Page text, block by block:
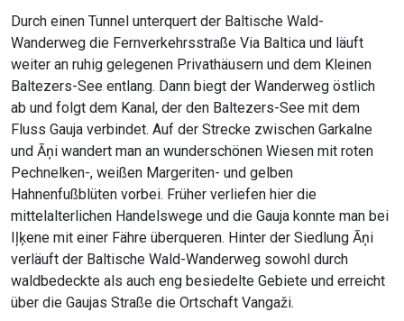
Durch einen Tunnel unterquert der Baltische Wald-
Wanderweg die Fernverkehrsstraße Via Baltica und läuft
weiter an ruhig gelegenen Privathäusern und dem Kleinen
Baltezers-See entlang. Dann biegt der Wanderweg östlich
ab und folgt dem Kanal, der den Baltezers-See mit dem
Fluss Gauja verbindet. Auf der Strecke zwischen Garkalne
und Āņi wandert man an wunderschönen Wiesen mit roten
Pechnelken-, weißen Margeriten- und gelben
Hahnenfußblüten vorbei. Früher verliefen hier die
mittelalterlichen Handelswege und die Gauja konnte man bei
Iļķene mit einer Fähre überqueren. Hinter der Siedlung Āņi
verläuft der Baltische Wald-Wanderweg sowohl durch
waldbedeckte als auch eng besiedelte Gebiete und erreicht
über die Gaujas Straße die Ortschaft Vangaži.